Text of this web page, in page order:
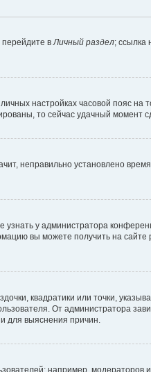
в Личный раздел; ссылка
настройках часовой пояс на
то сейчас удачный момент
неправильно установлено
у администратора
вы можете получить на сайте
квадратики или точки,
От администратора
для выяснения причин.
например, модераторов